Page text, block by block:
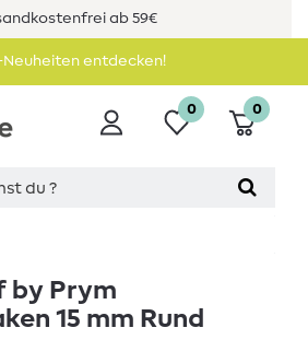
ab 59€
entdecken!
0 0
by Prym
15 mm Rund